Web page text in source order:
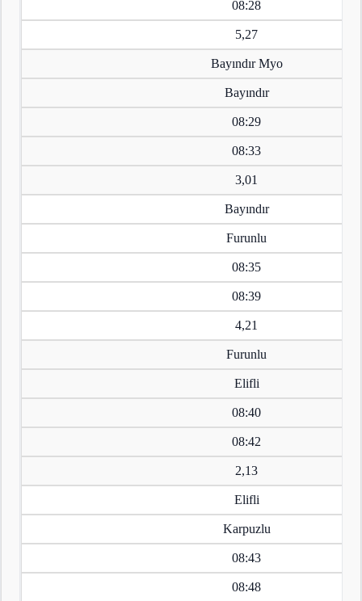
08:28
5,27
Bayındır Myo
Bayındır
08:29
08:33
3,01
Bayındır
Furunlu
08:35
08:39
4,21
Furunlu
Elifli
08:40
08:42
2,13
Elifli
Karpuzlu
08:43
08:48